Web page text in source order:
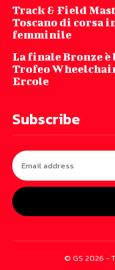
Track & Field
Toscano di corsa
femminile
La finale Bronze è
Trofeo
Ercole
Subscribe
© GS 2026 -